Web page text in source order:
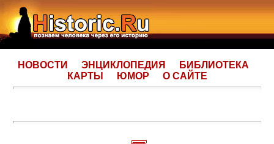
НОВОСТИ ЭНЦИКЛОПЕДИЯ
БИБЛИОТЕКА
КАРТЫ
ЮМОР О САЙТЕ